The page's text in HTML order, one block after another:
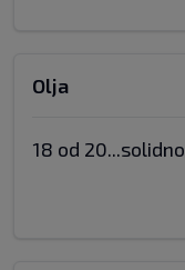
Olja
18 od 20...solidno